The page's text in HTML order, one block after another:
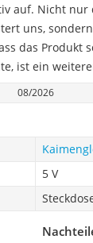
auf. Nicht nur
uns,
das Produkt
ist ein
08/2026
5 V